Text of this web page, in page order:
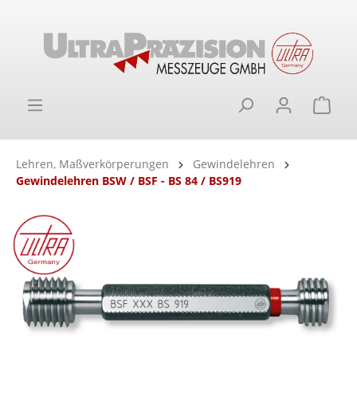
Lehren, Maßverkörperungen
Gewindelehren
Gewindelehren BSW / BSF - BS 84 / BS919
Bildergalerie überspringen